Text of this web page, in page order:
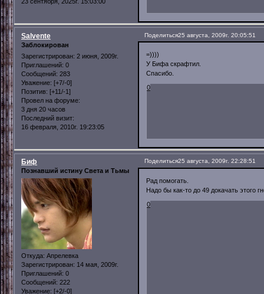
Поделиться25 августа, 2009г. 20:05:51
Salvente
Заблокирован
Зарегистрирован: 2 июня, 2009г.
Приглашений: 0
Сообщений: 283
Уважение: [+7/-0]
Позитив: [+11/-1]
Провел на форуме:
3 дня 20 часов
Последний визит:
16 февраля, 2010г. 19:23:05
=))))
У Бифа скрафтил.
Спасибо.
0
Поделиться25 августа, 2009г. 22:28:51
Биф
Познавший истину Света и Тьмы
Откуда: Апрелевка
Зарегистрирован: 14 мая, 2009г.
Приглашений: 0
Сообщений: 222
Уважение: [+2/-0]
Рад помогать.
Надо бы как-то до 49 докачать этого
0